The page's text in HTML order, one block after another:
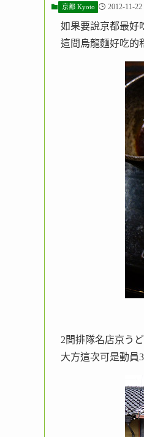
京都 Kyoto 2012-11-22
如果要說京都最好
這間烏龍麵好吃的
2間排隊名店京う
大方這次可是動員